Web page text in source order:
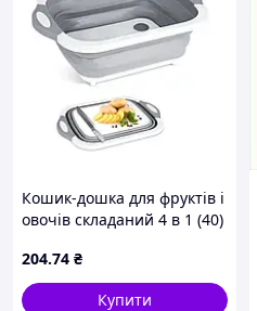
Кошик-дошка для фруктів і
овочів складаний 4 в 1 (40)
204.74 ₴
Купити